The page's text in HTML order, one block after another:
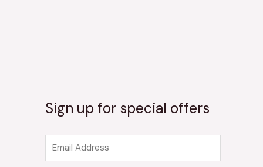
Sign up for special offers
m